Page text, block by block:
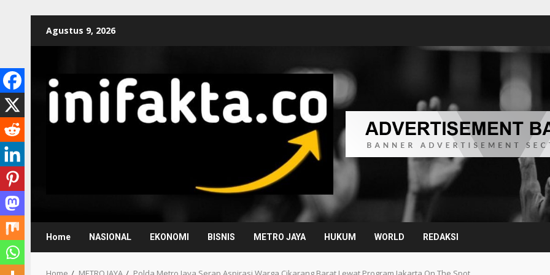
Agustus 9, 2026
Home NASIONAL EKONOMI BISNIS METRO JAYA HUKUM WORLD REDAKSI